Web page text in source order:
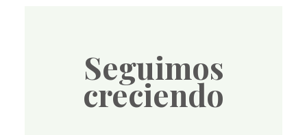
Seguimos
creciendo